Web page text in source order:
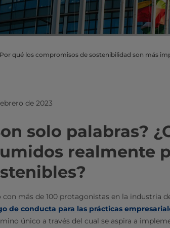
qué los compromisos de sostenibilidad son más
de 2023
solo palabras?
realmente
con más de 100 protagonistas en la industria
de conducta para las prácticas
único a través del cual se aspira a